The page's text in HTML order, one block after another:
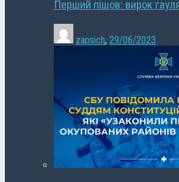
Перший пішов: вирок
zapsich, 29/06/2023